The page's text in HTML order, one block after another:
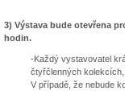
3) Výstava bude otevřena
hodin.
-Každý vystavovatel
čtyřčlenných
V případě, že nebude